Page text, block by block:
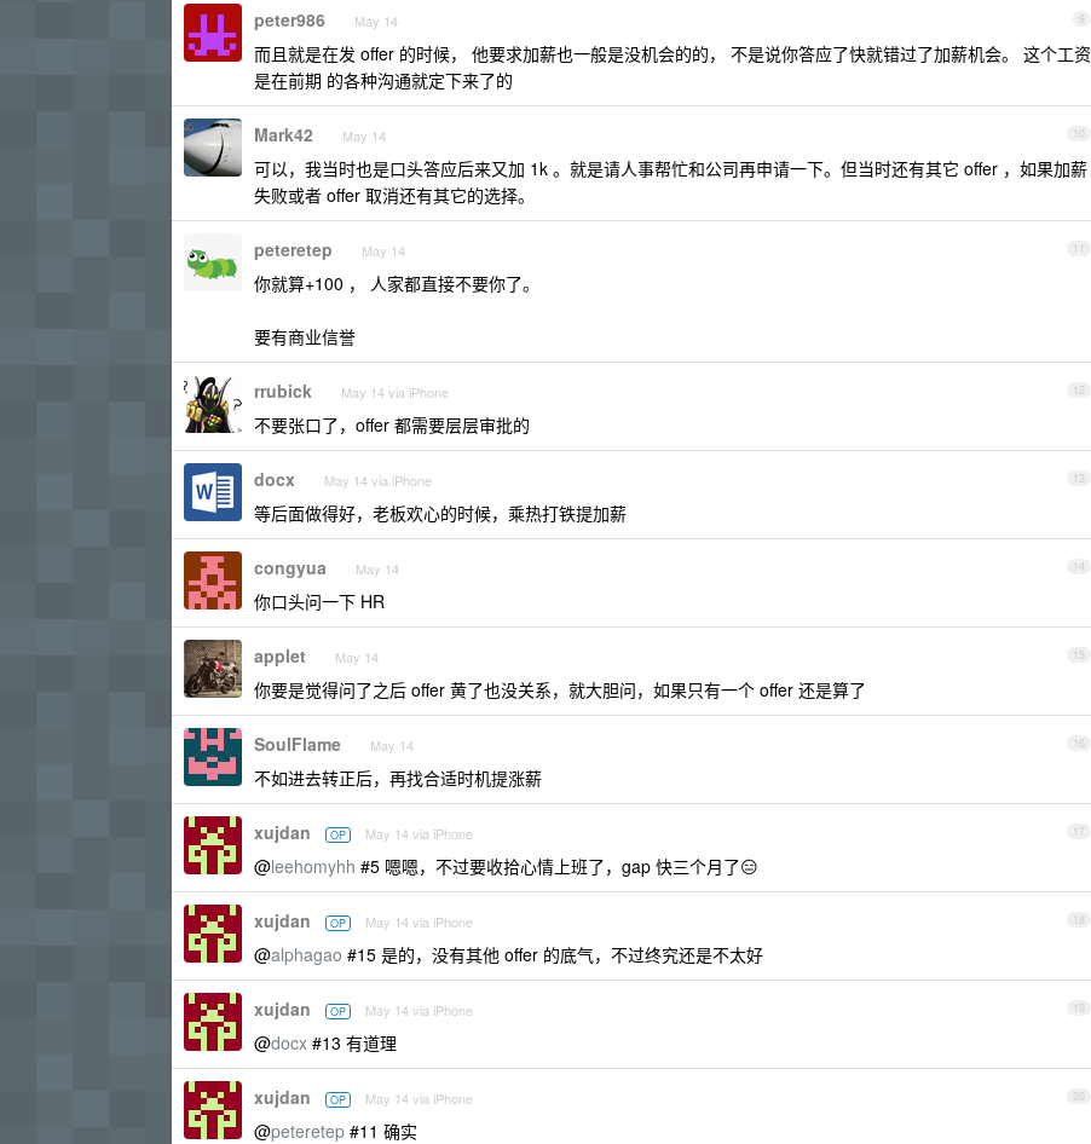
9
peter986 May 14
而且就是在发 offer 的时候， 他要求加薪也一般是没机会的的， 不是说你答应了快就错过了加薪机会。 这个工资
是在前期 的各种沟通就定下来了的
10
Mark42 May 14
可以，我当时也是口头答应后来又加 1k 。就是请人事帮忙和公司再申请一下。但当时还有其它 offer ，如果加薪
失败或者 offer 取消还有其它的选择。
11
peteretep May 14
你就算+100 ， 人家都直接不要你了。
要有商业信誉
12
rrubick May 14 via iPhone
不要张口了，offer 都需要层层审批的
13
docx May 14 via iPhone
等后面做得好，老板欢心的时候，乘热打铁提加薪
14
congyua May 14
你口头问一下 HR
15
applet May 14
你要是觉得问了之后 offer 黄了也没关系，就大胆问，如果只有一个 offer 还是算了
16
SoulFlame May 14
不如进去转正后，再找合适时机提涨薪
17
xujdan OP May 14 via iPhone
@leehomyhh #5 嗯嗯，不过要收拾心情上班了，gap 快三个月了😑
18
xujdan OP May 14 via iPhone
@alphagao #15 是的，没有其他 offer 的底气，不过终究还是不太好
19
xujdan OP May 14 via iPhone
@docx #13 有道理
20
xujdan OP May 14 via iPhone
@peteretep #11 确实